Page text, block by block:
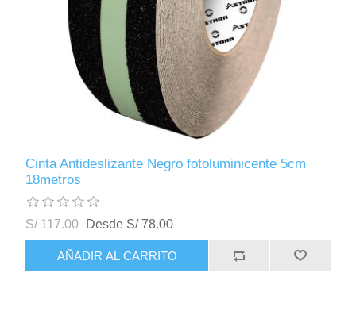
Cinta Antideslizante Negro fotoluminicente 5cm
18metros
S/ 117.00 Desde S/ 78.00
AÑADIR AL CARRITO